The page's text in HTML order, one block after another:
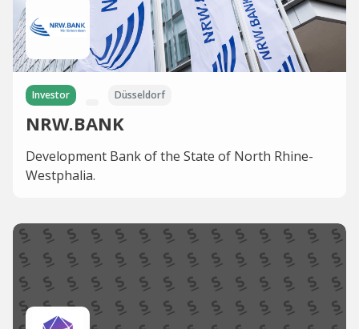
Investor Düsseldorf
NRW.BANK
Development Bank of the State of North Rhine-
Westphalia.